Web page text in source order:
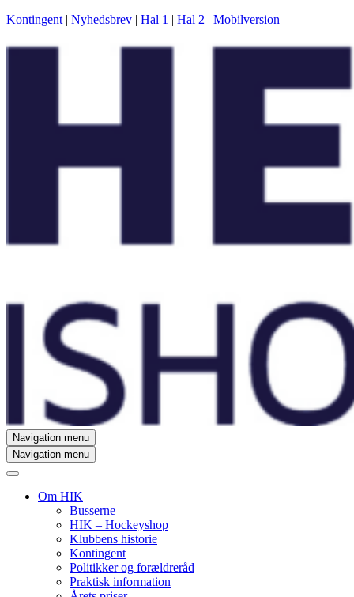
Kontingent | Nyhedsbrev | Hal 1 | Hal 2 | Mobilversion
Navigation menu
Navigation menu
Om HIK
Busserne
HIK – Hockeyshop
Klubbens historie
Kontingent
Politikker og forældreråd
Praktisk information